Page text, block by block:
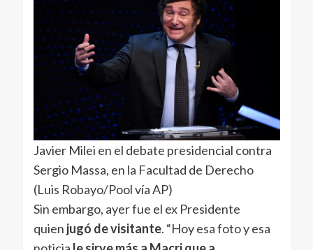
Javier Milei en el debate presidencial contra
Sergio Massa, en la Facultad de Derecho
(Luis Robayo/Pool vía AP)
Sin embargo, ayer fue el ex Presidente
quien jugó de visitante. “Hoy esa foto y esa